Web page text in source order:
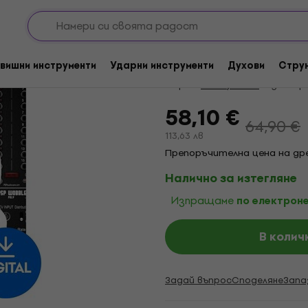
инструменти Ударни инструменти Духови
Ефект Plug-Ins
Отстъпки
Cherry Audio PSP
Марка: Cherry Audio Код на
58,10 €
113,63 лв 64,90 €
Препоръчителна цена на
Налично за изтегляне
Изпращаме по
В
Задай въпросСподеляне